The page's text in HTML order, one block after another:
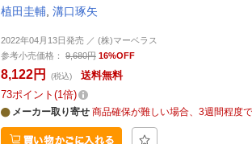
植田圭輔 溝口琢矢
2022年04月13日発売 ／ (株)マーベラス
参考小売価格：
9,680円 16%OFF
8,122円 (税込)
送料無料
73ポイント 1倍
メーカー取り寄せ 商品確保が難しい場合、3週間程度